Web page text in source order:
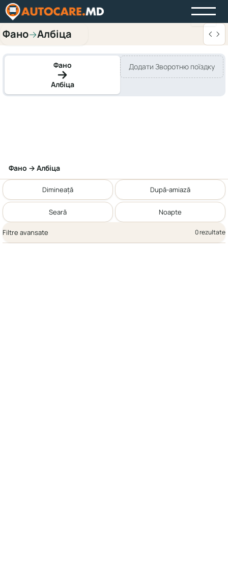
Фано→Албіца
Фано
Албіца
Додати Зворотню поїздку
Фано → Албіца
Dimineață După-amiază
Seară Noapte
Filtre avansate 0 rezultate